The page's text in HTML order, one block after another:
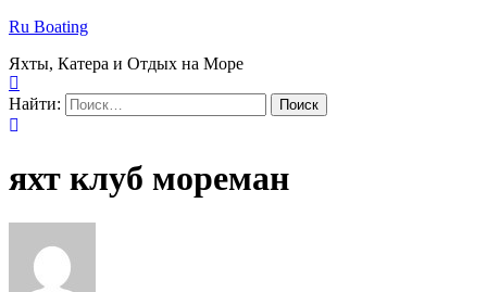
Ru Boating
Яхты, Катера и Отдых на Море
Найти:
яхт клуб мореман